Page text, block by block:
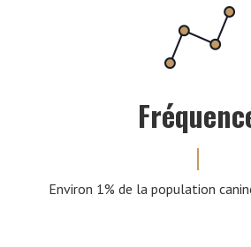
Environ 1% de la population